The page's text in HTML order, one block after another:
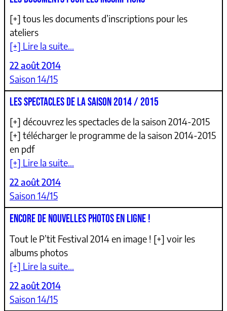
[+] tous les documents d’inscriptions pour les
ateliers
[+] Lire la suite…
22 août 2014
Saison 14/15
LES SPECTACLES DE LA SAISON 2014 / 2015
[+] découvrez les spectacles de la saison 2014-2015
[+] télécharger le programme de la saison 2014-2015
en pdf
[+] Lire la suite…
22 août 2014
Saison 14/15
ENCORE DE NOUVELLES PHOTOS EN LIGNE !
Tout le P’tit Festival 2014 en image ! [+] voir les
albums photos
[+] Lire la suite…
22 août 2014
Saison 14/15